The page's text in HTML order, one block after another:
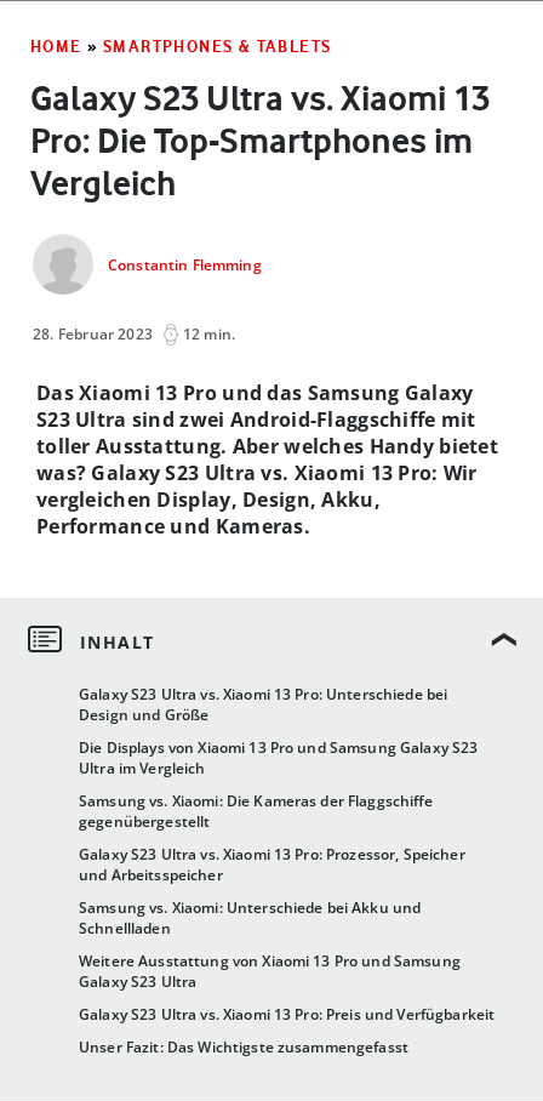
HOME » SMARTPHONES & TABLETS
Galaxy S23 Ultra vs. Xiaomi 13
Pro: Die Top-Smartphones im
Vergleich
Constantin Flemming
28. Februar 2023 12 min.
Galaxy S23 Ultra vs. Xiaomi 13 Pro: Unterschiede bei
Design und Größe
Die Displays von Xiaomi 13 Pro und Samsung Galaxy S23
Ultra im Vergleich
Samsung vs. Xiaomi: Die Kameras der Flaggschiffe
gegenübergestellt
Galaxy S23 Ultra vs. Xiaomi 13 Pro: Prozessor, Speicher
und Arbeitsspeicher
Samsung vs. Xiaomi: Unterschiede bei Akku und
Schnellladen
Weitere Ausstattung von Xiaomi 13 Pro und Samsung
Galaxy S23 Ultra
Galaxy S23 Ultra vs. Xiaomi 13 Pro: Preis und Verfügbarkeit
Unser Fazit: Das Wichtigste zusammengefasst
Das Xiaomi 13 Pro und das Samsung Galaxy
S23 Ultra sind zwei Android-Flaggschiffe mit
toller Ausstattung. Aber welches Handy bietet
was? Galaxy S23 Ultra vs. Xiaomi 13 Pro: Wir
vergleichen Display, Design, Akku,
Performance und Kameras.